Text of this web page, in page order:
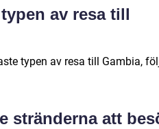
av resa till
typen av resa till Gambia,
stränderna att